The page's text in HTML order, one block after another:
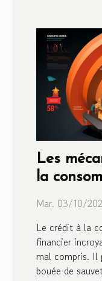
Les
la
Mar. 03/10/
Le crédit à la
financier
mal compris. Il
bouée de